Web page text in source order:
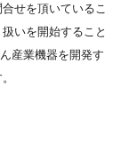
せを頂いているこ
いを開始すること
産業機器を開発す